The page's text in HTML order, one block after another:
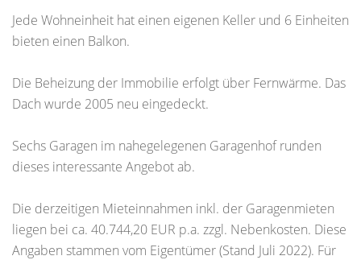
Jede Wohneinheit hat einen eigenen Keller und 6 Einheiten
bieten einen Balkon.
Die Beheizung der Immobilie erfolgt über Fernwärme. Das
Dach wurde 2005 neu eingedeckt.
Sechs Garagen im nahegelegenen Garagenhof runden
dieses interessante Angebot ab.
Die derzeitigen Mieteinnahmen inkl. der Garagenmieten
liegen bei ca. 40.744,20 EUR p.a. zzgl. Nebenkosten. Diese
Angaben stammen vom Eigentümer (Stand Juli 2022). Für